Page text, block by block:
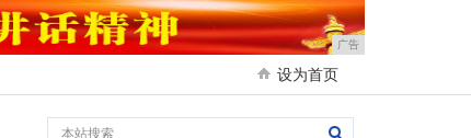
广告
设为首页